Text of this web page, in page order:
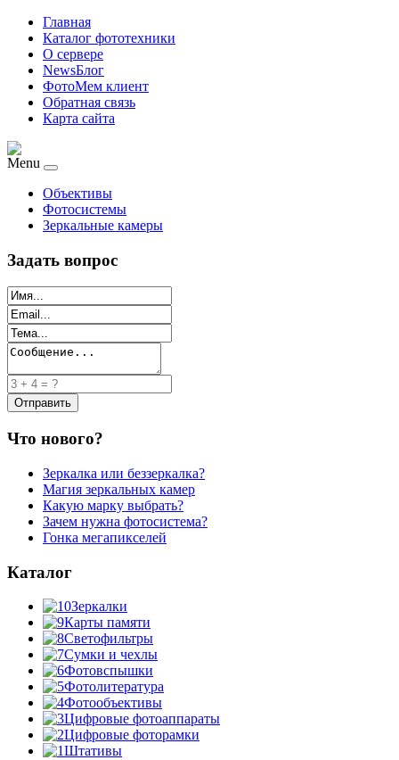
Главная
Каталог фототехники
О сервере
NewsБлог
ФотоМем клиент
Обратная связь
Карта сайта
Menu
Объективы
Фотосистемы
Зеркальные камеры
Задать вопрос
Что нового?
Зеркалка или беззеркалка?
Магия зеркальных камер
Какую марку выбрать?
Зачем нужна фотосистема?
Гонка мегапикселей
Каталог
Зеркалки
Карты памяти
Светофильтры
Сумки и чехлы
Фотовспышки
Фотолитература
Фотообъективы
Цифровые фотоаппараты
Цифровые фоторамки
Штативы